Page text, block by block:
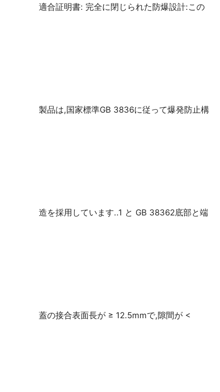
お問い合わせ
適合証明書: 完全に閉じられた防爆設計:この
製品は,国家標準GB 3836に従って爆発防止構
造を採用しています..1 と GB 38362底部と端
蓋の接合表面長が ≥ 12.5mmで,隙間が <